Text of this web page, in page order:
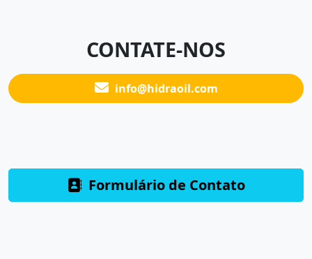
CONTATE-NOS
info@hidraoil.com
Formulário de Contato